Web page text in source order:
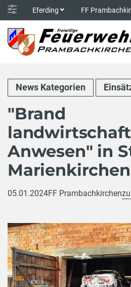
Eferding FF
News Kategorien
"Brand
Anwesen" in
Marienkirchen
05.01.2024FF Prambachkirchen